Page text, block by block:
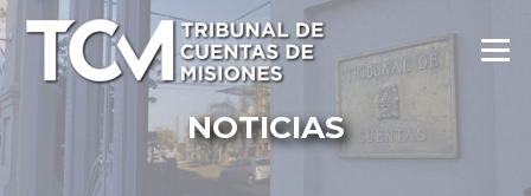
Ir
al
contenido
Menú
NOTICIAS